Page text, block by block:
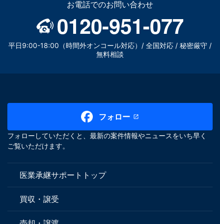
お電話でのお問い合わせ
0120-951-077
平日9:00-18:00（時間外オンコール対応）/ 全国対応 / 秘密厳守 /
無料相談
フォロー
フォローしていただくと、最新の案件情報やニュースをいち早く
ご覧いただけます。
医業承継サポートトップ
買収・譲受